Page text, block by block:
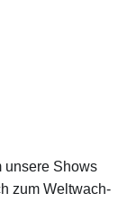
unsere Shows
zum Weltwach-